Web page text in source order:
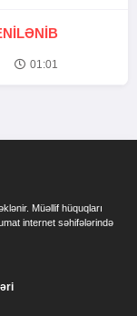
01:01
Müəllif hüquqları
internet səhifələrində